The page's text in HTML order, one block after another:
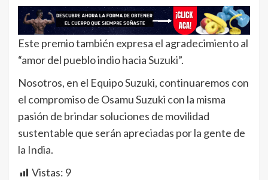
Este premio también expresa el agradecimiento al
“amor del pueblo indio hacia Suzuki”.
Nosotros, en el Equipo Suzuki, continuaremos con
el compromiso de Osamu Suzuki con la misma
pasión de brindar soluciones de movilidad
sustentable que serán apreciadas por la gente de
la India.
Vistas: 9